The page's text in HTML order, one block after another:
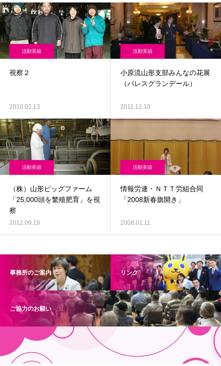
活動実績
視察２
2010.02.13
活動実績
小原流山形支部みんなの花展
（パレスグランデール）
2011.12.10
活動実績
（株）山形ピッグファーム
「25,000頭を繁殖肥育」を視
察
2012.09.19
活動実績
情報労連・ＮＴＴ労組合同
「2008新春旗開き」
2008.01.11
事務所のご案内 リンク
ご協力のお願い